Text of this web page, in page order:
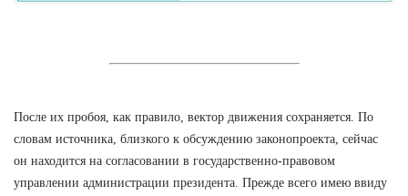
После их пробоя, как правило, вектор движения сохраняется. По
словам источника, близкого к обсуждению законопроекта, сейчас
он находится на согласовании в государственно-правовом
управлении администрации президента. Прежде всего имею ввиду